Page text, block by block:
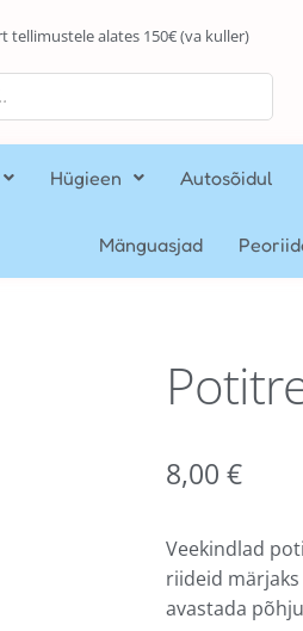
tellimustele alates 150€ (va kuller)
Hügieen Autosõidul
Mänguasjad
8,00 €
Veekindlad
riideid
avastada